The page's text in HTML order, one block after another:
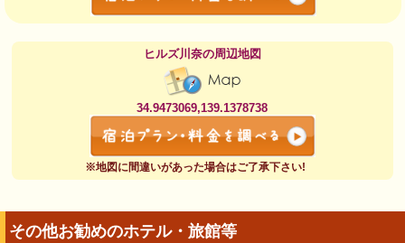
ヒルズ川奈の周辺地図
34.9473069,139.1378738
※地図に間違いがあった場合はご了承下さい!
その他お勧めのホテル・旅館等